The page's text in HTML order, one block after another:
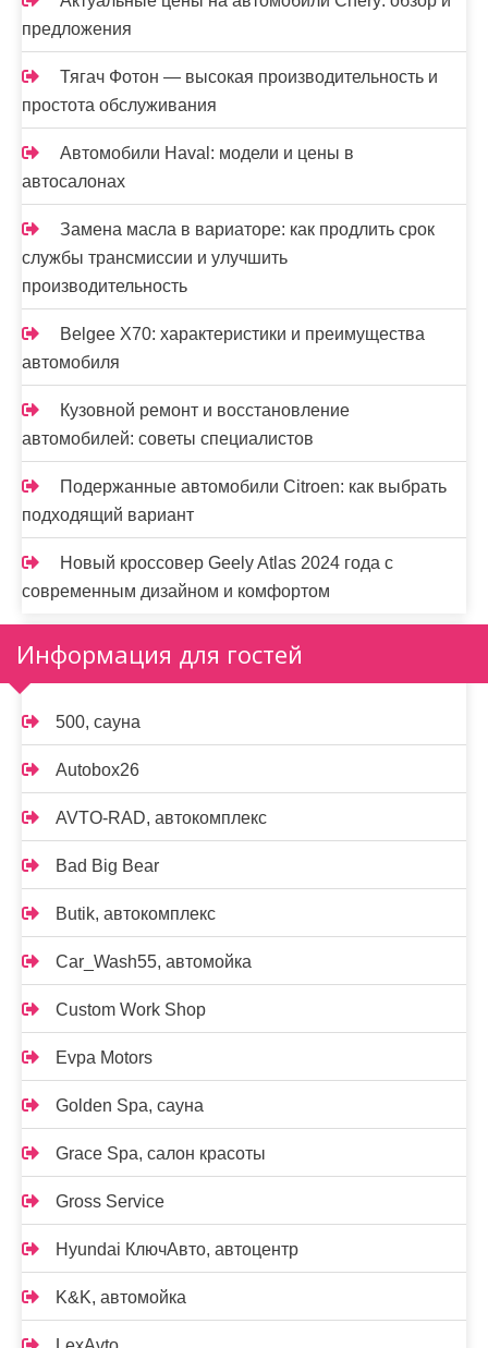
предложения
Тягач Фотон — высокая производительность и
простота обслуживания
Автомобили Haval: модели и цены в
автосалонах
Замена масла в вариаторе: как продлить срок
службы трансмиссии и улучшить
производительность
Belgee X70: характеристики и преимущества
автомобиля
Кузовной ремонт и восстановление
автомобилей: советы специалистов
Подержанные автомобили Citroen: как выбрать
подходящий вариант
Новый кроссовер Geely Atlas 2024 года с
современным дизайном и комфортом
Информация для гостей
500, сауна
Autobox26
AVTO-RAD, автокомплекс
Bad Big Bear
Butik, автокомплекс
Car_Wash55, автомойка
Custom Work Shop
Evpa Motors
Golden Spa, сауна
Grace Spa, салон красоты
Gross Service
Hyundai КлючАвто, автоцентр
K&K, автомойка